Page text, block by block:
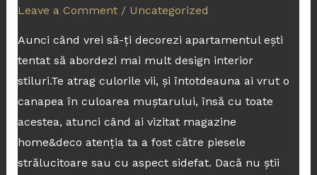
Leave a Comment / Uncategorized
Aunci când vrei să-ți decorezi apartamentul ești
tentat să abordezi mai mult design interior
stiluri.Te atrag culorile vii, și întotdeauna ai vrut o
canapea în culoarea muștarului, însă cu toate
acestea, atunci când ai vizitat magazine
home&deco atenția ta a fost către piesele
strălucitoare sau cu aspect sidefat. Dacă nu știi